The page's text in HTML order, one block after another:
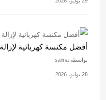
أفضل مكنسة كهربائية
بواسطة salma
28 يوليو، 2026